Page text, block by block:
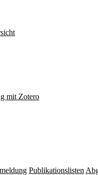
mit Zotero
Publikationslisten